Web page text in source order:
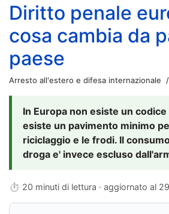
Diritto penale
cosa cambia da
paese
Arresto all'estero e difesa internazionale
In Europa non esiste un
esiste un pavimento minimo
riciclaggio e le frodi. Il
droga e' invece escluso
⏱ 20 minuti di lettura · aggiornato al